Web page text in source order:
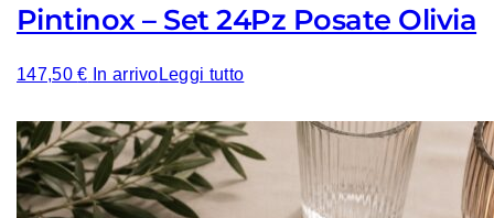
Pintinox – Set 24Pz Posate Olivia
147,50€ In arrivo Leggi tutto